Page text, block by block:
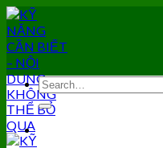
Skip
to
content